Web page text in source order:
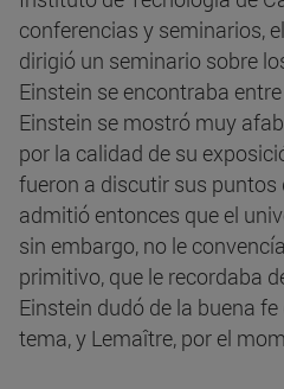
conferencias y seminarios,
dirigió un seminario sobre
Einstein se encontraba
Einstein se mostró muy
por la calidad de su
fueron a discutir sus puntos
admitió entonces que el
sin embargo, no le
primitivo, que le recordaba
Einstein dudó de la buena
tema, y Lemaître, por el